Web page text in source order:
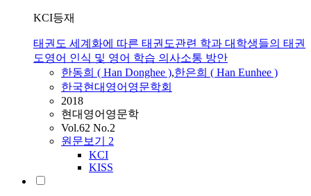
KCI등재
태권도 세계화에 따른 태권도관련 학과 대학생들의 태권
도영어 인식 및 영어 학습 의사소통 방안
한동희 ( Han Donghee ),한은희 ( Han Eunhee )
한국현대영어영문학회
2018
현대영어영문학
Vol.62 No.2
원문보기 2
KCI
KISS